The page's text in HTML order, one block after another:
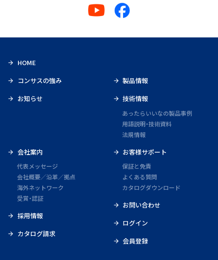
HOME
コンサスの強み
お知らせ
製品情報
技術情報
あったらいいなの製品事例
用語説明・技術資料
法規情報
会社案内
代表メッセージ
会社概要／沿革／拠点
海外ネットワーク
受賞・認証
採用情報
カタログ請求
お客様サポート
保証と免責
よくある質問
カタログダウンロード
お問い合わせ
ログイン
会員登録